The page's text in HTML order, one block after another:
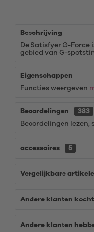
Beschrijving
De Satisfyer G-Force
gebied van G-
Eigenschappen
Functies weergeven
Beoordelingen
383
Beoordelingen lezen,
accessoires 5
Vergelijkbare
Andere klanten
Andere klanten